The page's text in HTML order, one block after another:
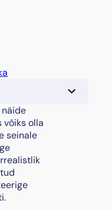
näide
võiks olla
seinale